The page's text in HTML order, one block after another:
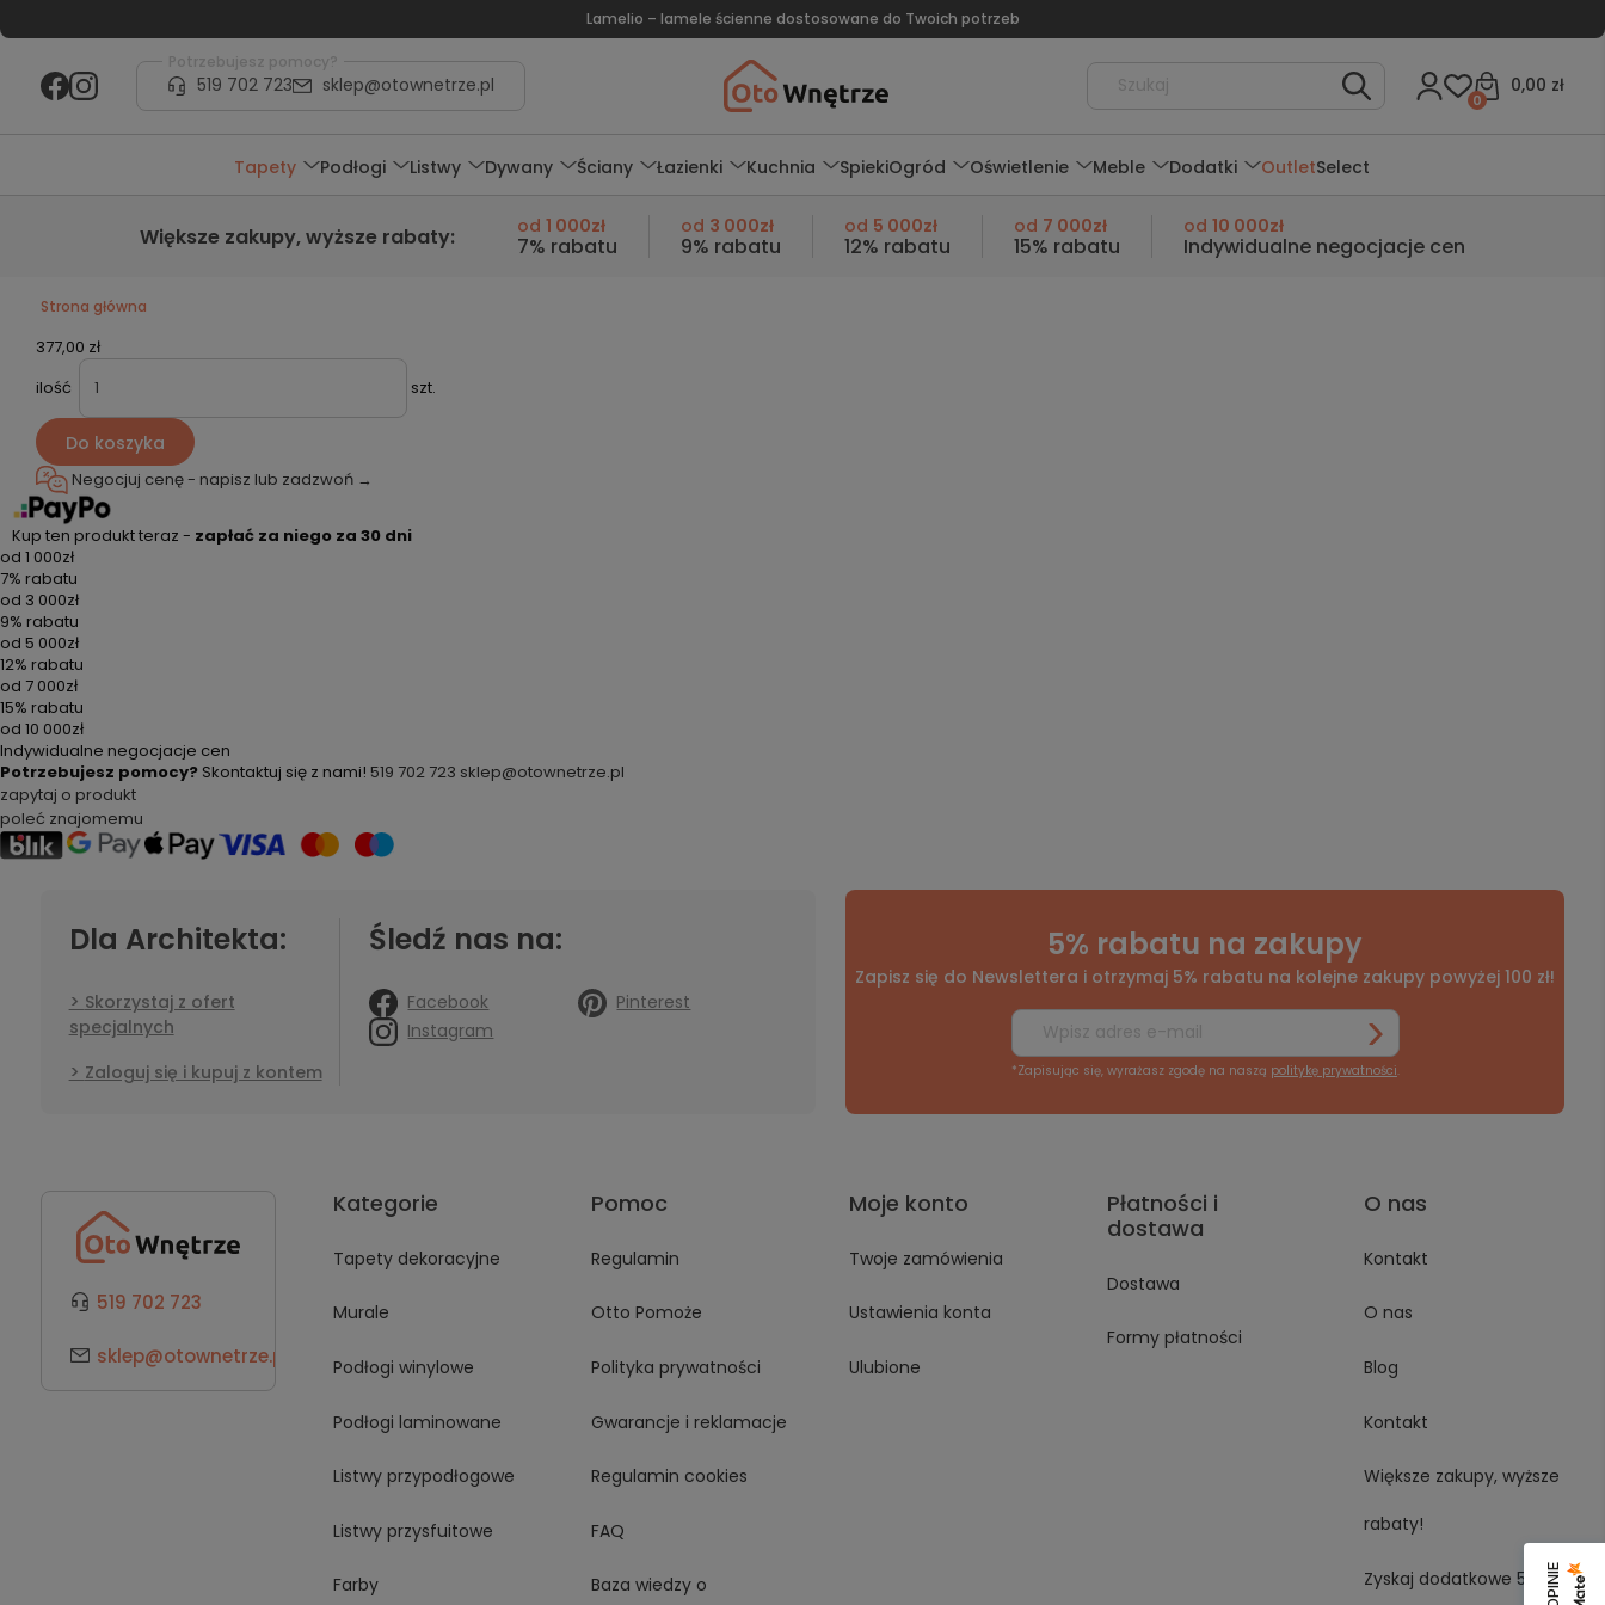
Lamelio – lamele ścienne dostosowane do Twoich potrzeb
Potrzebujesz pomocy?
519 702 723 sklep@otownetrze.pl 0,00 zł
0
Tapety Podłogi Listwy Dywany Ściany Łazienki Kuchnia SpiekiOgród Oświetlenie Meble Dodatki OutletSelect
Większe zakupy,wyższe rabaty: od 1 000zł
7% rabatu
od 3 000zł
9% rabatu
od 5 000zł
12% rabatu
od 7 000zł
15% rabatu
od 10 000zł
Indywidualne negocjacje cen
Strona główna
377,00 zł
ilość
szt.
Do koszyka
Negocjuj cenę - napisz lub zadzwoń →
Kup ten produkt teraz - zapłać za niego za 30 dni
od 1 000zł
7% rabatu
od 3 000zł
9% rabatu
od 5 000zł
12% rabatu
od 7 000zł
15% rabatu
od 10 000zł
Indywidualne negocjacje cen
Potrzebujesz pomocy? Skontaktuj się z nami! 519 702 723 sklep@otownetrze.pl
zapytaj o produkt
poleć znajomemu
Dla Architekta:
Skorzystaj z ofert
specjalnych
Zaloguj się i kupuj z kontem
Śledź nas na:
Facebook
Pinterest
Instagram
5% rabatu na zakupy
Zapisz się do Newslettera i otrzymaj 5% rabatu na kolejne zakupy powyżej 100 zł!
*Zapisując się, wyrażasz zgodę na naszą politykę prywatności.
519 702 723
sklep@otownetrze.pl
Kategorie
Tapety dekoracyjne
Murale
Podłogi winylowe
Podłogi laminowane
Listwy przypodłogowe
Listwy przysfuitowe
Farby
Pomoc
Regulamin
Otto Pomoże
Polityka prywatności
Gwarancje i reklamacje
Regulamin cookies
FAQ
Baza wiedzy o
Moje konto
Twoje zamówienia
Ustawienia konta
Ulubione
Płatności i
dostawa
Dostawa
Formy płatności
O nas
Kontakt
O nas
Blog
Kontakt
Większe zakupy, wyższe
rabaty!
Zyskaj dodatkowe 5%